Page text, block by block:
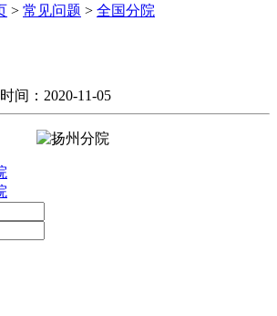
> 常见问题 > 全国分院
间：2020-11-05